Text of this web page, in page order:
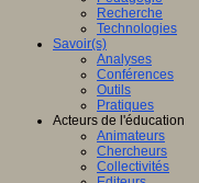
Recherche
Technologies
Savoir(s)
Analyses
Conférences
Outils
Pratiques
Acteurs de l'éducation
Animateurs
Chercheurs
Collectivités